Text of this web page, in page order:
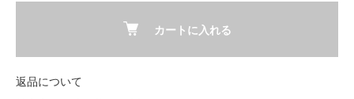
カートに入れる
返品について